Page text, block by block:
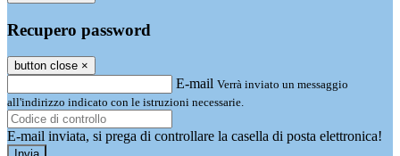
Recupero password
button close ×
E-mail Verrà inviato un messaggio
all'indirizzo indicato con le istruzioni necessarie.
E-mail inviata, si prega di controllare la casella di posta elettronica!